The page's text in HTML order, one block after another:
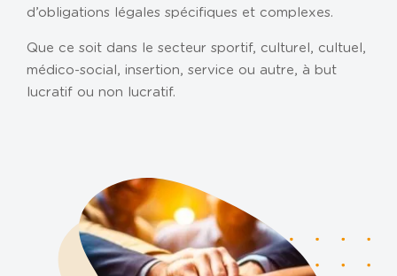
NOS AGENCES
Metz
CABINET DIGITAL
ACTUS ET CHIFFRES UTILES
RECRUTEMENT
d’obligations légales spécifiques et complexes.
Que ce soit dans le secteur sportif, culturel, cultuel,
médico-social, insertion, service ou autre, à but
lucratif ou non lucratif.